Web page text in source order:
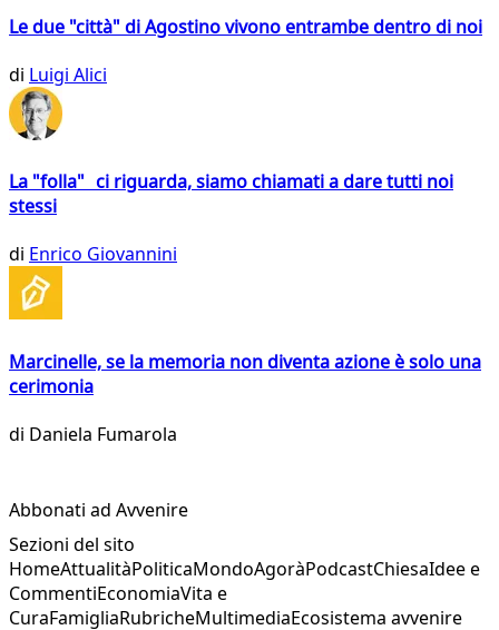
Le due "città" di Agostino vivono entrambe dentro di noi
di Luigi Alici
La "folla" ci riguarda, siamo chiamati a dare tutti noi
stessi
di Enrico Giovannini
Marcinelle, se la memoria non diventa azione è solo una
cerimonia
di Daniela Fumarola
Abbonati ad Avvenire
Sezioni del sito
HomeAttualitàPoliticaMondoAgoràPodcastChiesaIdee e
CommentiEconomiaVita e
CuraFamigliaRubricheMultimediaEcosistema avvenire